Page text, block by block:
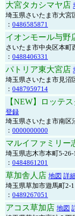
大宮タカシマヤ店
埼玉県さいたま市大宮
： 0486585871
イオンモール与野
さいたま市中央区本町
： 0488406331
パトリア東大宮店
埼玉県さいたま市見沼
： 0487959714
【NEW】ロッテ
登録
埼玉県さいたま市南区
： 0000000000
マルイファミリー
埼玉県志木市本町5-
： 0484861201
草加舎人店 地図 詳
埼玉県草加市遊馬町2-1
： 0489267051
アコス草加店 地図